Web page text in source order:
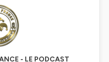
- LE PODCAST